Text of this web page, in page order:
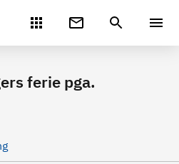
ferie pga.